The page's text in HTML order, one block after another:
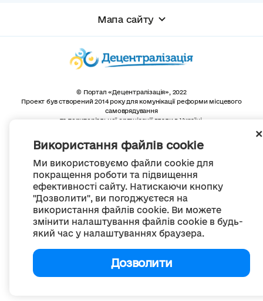
Використання файлів cookie
Ми використовуємо файли cookie для
покращення роботи та підвищення
ефективності сайту. Натискаючи кнопку
"Дозволити", ви погоджуєтеся на
використання файлів cookie. Ви можете
змінити налаштування файлів cookie в будь-
який час у налаштуваннях браузера.
Дозволити
Мапа сайту
© Портал «Децентралізація», 2022
Проект був створений 2014 року для комунікації реформи місцевого
самоврядування
та територіальної організації влади в Україні.
Весь контент доступний за ліцензією
Creative Commons Attribution 4.0 International license,
якщо не зазначено інше